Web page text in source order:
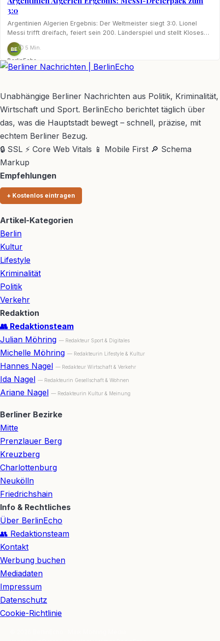
3:0
Argentinien Algerien Ergebnis: Der Weltmeister siegt 3:0. Lionel
Messi trifft dreifach, feiert sein 200. Länderspiel und stellt Kloses…
BE
BerlinEcho
⏱ 5 Min.
Unabhängige Berliner Nachrichten aus Politik, Kriminalität,
Wirtschaft und Sport. BerlinEcho berichtet täglich über
das, was die Hauptstadt bewegt – schnell, präzise, mit
echtem Berliner Bezug.
🔒 SSL ⚡ Core Web Vitals 📱 Mobile First 🔎 Schema
Markup
Empfehlungen
+ Kostenlos eintragen
Artikel-Kategorien
Berlin
Kultur
Lifestyle
Kriminalität
Politik
Verkehr
Redaktion
👥 Redaktionsteam
Julian Möhring — Redakteur Sport & Digitales
Michelle Möhring — Redakteurin Lifestyle & Kultur
Hannes Nagel — Redakteur Wirtschaft & Verkehr
Ida Nagel — Redakteurin Gesellschaft & Wohnen
Ariane Nagel — Redakteurin Kultur & Meinung
Berliner Bezirke
Mitte
Prenzlauer Berg
Kreuzberg
Charlottenburg
Neukölln
Friedrichshain
Info & Rechtliches
Über BerlinEcho
👥 Redaktionsteam
Kontakt
Werbung buchen
Mediadaten
Impressum
Datenschutz
Cookie-Richtlinie